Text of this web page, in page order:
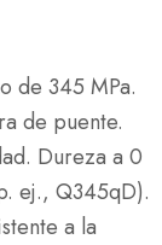
de 345 MPa.
de puente.
Dureza a 0
Q345qD).
a la